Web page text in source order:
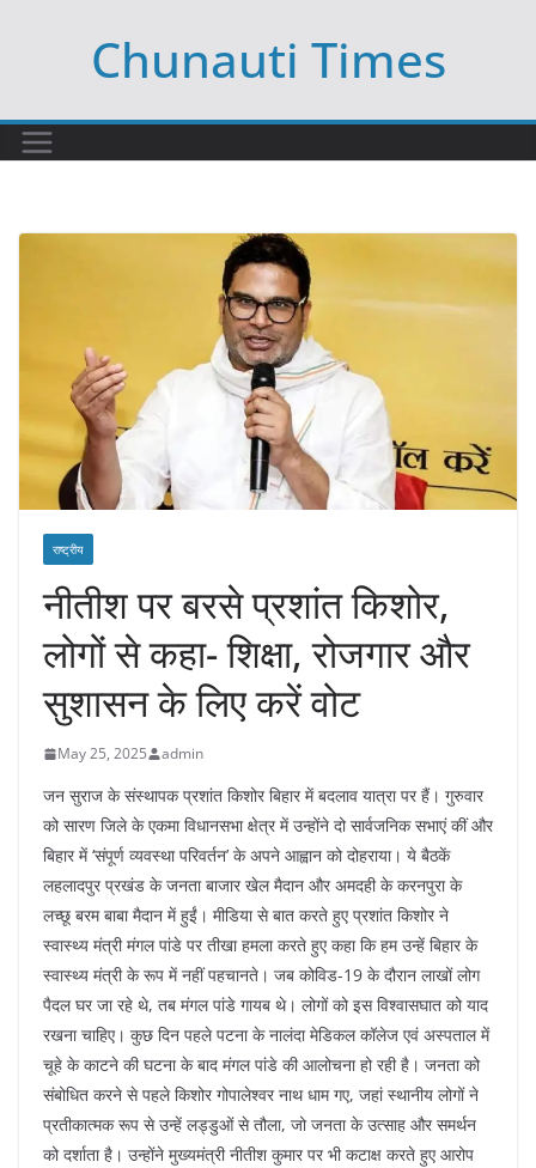
Chunauti Times
राष्ट्रीय
नीतीश पर बरसे प्रशांत किशोर,
लोगों से कहा- शिक्षा, रोजगार और
सुशासन के लिए करें वोट
May 25, 2025 admin
जन सुराज के संस्थापक प्रशांत किशोर बिहार में बदलाव यात्रा पर हैं। गुरुवार
को सारण जिले के एकमा विधानसभा क्षेत्र में उन्होंने दो सार्वजनिक सभाएं कीं और
बिहार में ‘संपूर्ण व्यवस्था परिवर्तन’ के अपने आह्वान को दोहराया। ये बैठकें
लहलादपुर प्रखंड के जनता बाजार खेल मैदान और अमदही के करनपुरा के
लच्छू बरम बाबा मैदान में हुईं। मीडिया से बात करते हुए प्रशांत किशोर ने
स्वास्थ्य मंत्री मंगल पांडे पर तीखा हमला करते हुए कहा कि हम उन्हें बिहार के
स्वास्थ्य मंत्री के रूप में नहीं पहचानते। जब कोविड-19 के दौरान लाखों लोग
पैदल घर जा रहे थे, तब मंगल पांडे गायब थे। लोगों को इस विश्वासघात को याद
रखना चाहिए। कुछ दिन पहले पटना के नालंदा मेडिकल कॉलेज एवं अस्पताल में
चूहे के काटने की घटना के बाद मंगल पांडे की आलोचना हो रही है। जनता को
संबोधित करने से पहले किशोर गोपालेश्वर नाथ धाम गए, जहां स्थानीय लोगों ने
प्रतीकात्मक रूप से उन्हें लड्डुओं से तौला, जो जनता के उत्साह और समर्थन
को दर्शाता है। उन्होंने मुख्यमंत्री नीतीश कुमार पर भी कटाक्ष करते हुए आरोप